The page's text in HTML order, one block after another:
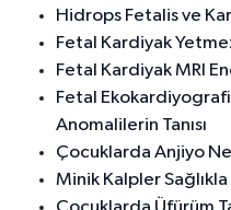
Hidrops Fetalis ve
Fetal Kardiyak
Fetal Kardiyak MRI
Fetal
Anomalilerin Tanısı
Çocuklarda Anjiyo
Minik Kalpler Sağlıkla